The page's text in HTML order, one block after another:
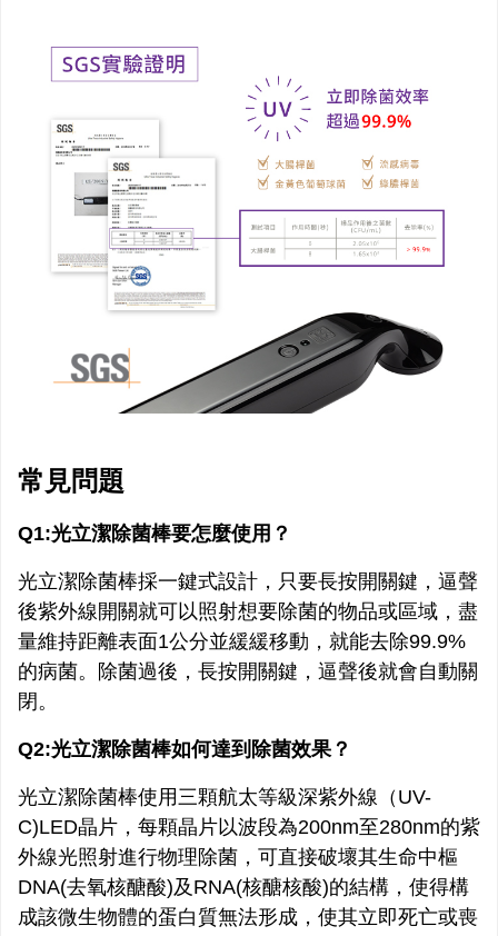
常見問題
Q1:光立潔除菌棒要怎麼使用？
光立潔除菌棒採一鍵式設計，只要長按開關鍵，逼聲
後紫外線開關就可以照射想要除菌的物品或區域，盡
量維持距離表面1公分並緩緩移動，就能去除99.9%
的病菌。除菌過後，長按開關鍵，逼聲後就會自動關
閉。
Q2:光立潔除菌棒如何達到除菌效果？
光立潔除菌棒使用三顆航太等級深紫外線（UV-
C)LED晶片，每顆晶片以波段為200nm至280nm的紫
外線光照射進行物理除菌，可直接破壞其生命中樞
DNA(去氧核醣酸)及RNA(核醣核酸)的結構，使得構
成該微生物體的蛋白質無法形成，使其立即死亡或喪